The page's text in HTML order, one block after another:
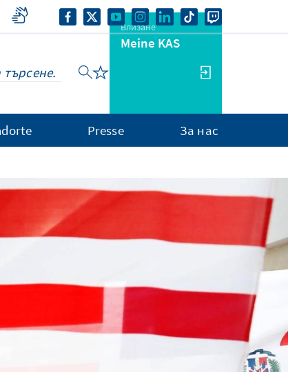
Влизане
Meine KAS
Presse За нас